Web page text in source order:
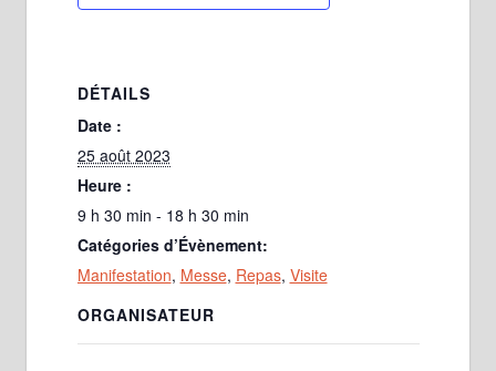
DÉTAILS
Date :
25 août 2023
Heure :
9 h 30 min - 18 h 30 min
Catégories d’Évènement:
Manifestation, Messe, Repas, Visite
ORGANISATEUR